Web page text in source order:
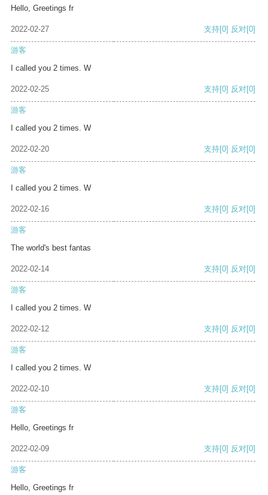
Hello, Greetings fr
2022-02-27 支持[0] 反对[0]
游客
I called you 2 times. W
2022-02-25 支持[0] 反对[0]
游客
I called you 2 times. W
2022-02-20 支持[0] 反对[0]
游客
I called you 2 times. W
2022-02-16 支持[0] 反对[0]
游客
The world's best fantas
2022-02-14 支持[0] 反对[0]
游客
I called you 2 times. W
2022-02-12 支持[0] 反对[0]
游客
I called you 2 times. W
2022-02-10 支持[0] 反对[0]
游客
Hello, Greetings fr
2022-02-09 支持[0] 反对[0]
游客
Hello, Greetings fr